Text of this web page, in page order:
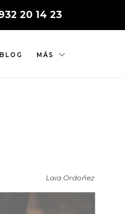
20 14 23
BLOG MÁS
Laia Ordoñez